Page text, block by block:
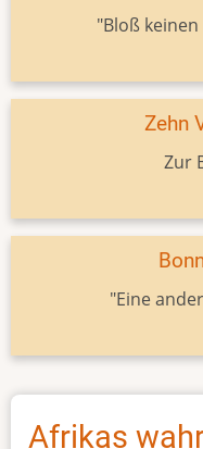
"Bloß
Zehn
Zur
"Eine
Afrikas